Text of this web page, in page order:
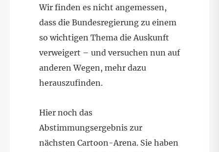
Wir finden es nicht angemessen,
dass die Bundesregierung zu einem
so wichtigen Thema die Auskunft
verweigert – und versuchen nun auf
anderen Wegen, mehr dazu
herauszufinden.
Hier noch das
Abstimmungsergebnis zur
nächsten Cartoon-Arena. Sie haben